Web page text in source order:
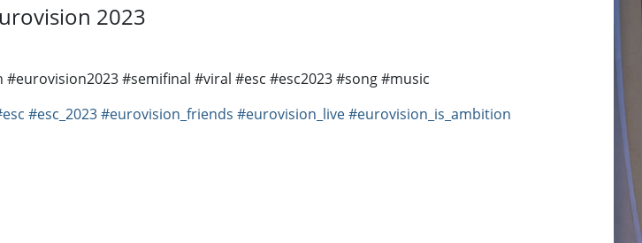
2023
#semifinal #viral #esc #esc2023 #song #music
#esc_2023#eurovision_friends #eurovision_live#eurovision_is_ambition